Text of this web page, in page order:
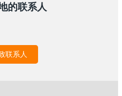
的联系人
联系人